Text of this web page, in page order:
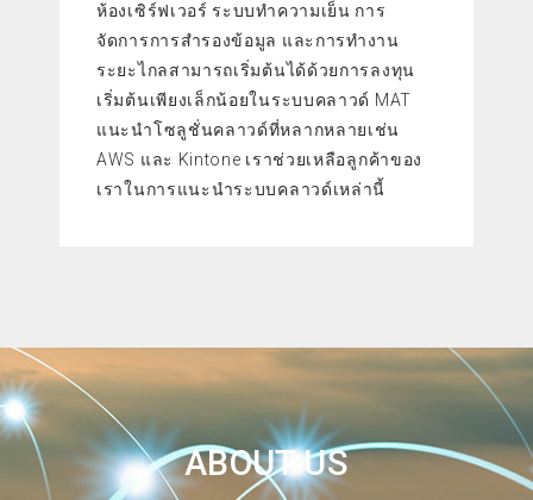
ห้องเซิร์ฟเวอร์ ระบบทำความเย็น การ
จัดการการสำรองข้อมูล และการทำงาน
ระยะไกลสามารถเริ่มต้นได้ด้วยการลงทุน
เริ่มต้นเพียงเล็กน้อยในระบบคลาวด์ MAT
แนะนำโซลูชั่นคลาวด์ที่หลากหลายเช่น
AWS และ Kintone เราช่วยเหลือลูกค้าของ
เราในการแนะนำระบบคลาวด์เหล่านี้
ABOUT US